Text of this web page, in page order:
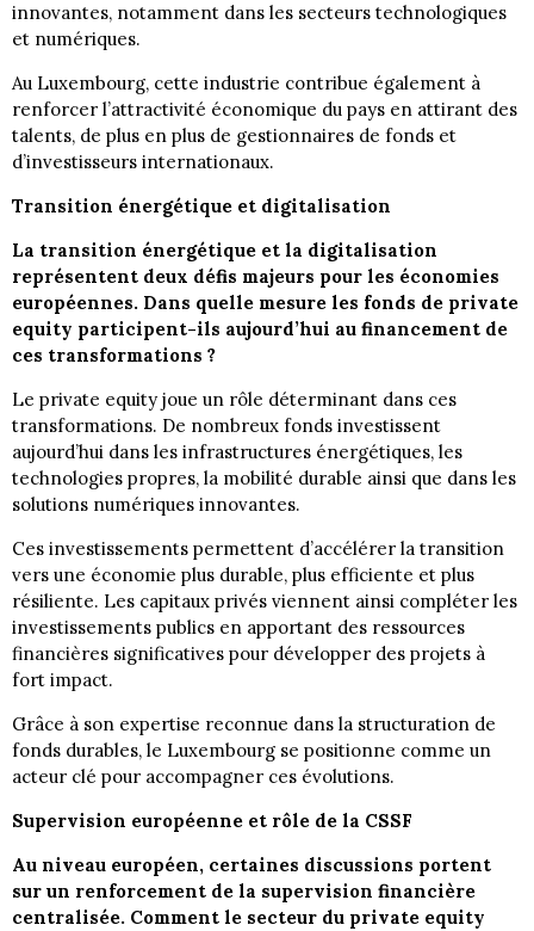
innovantes, notamment dans les secteurs technologiques
et numériques.
Au Luxembourg, cette industrie contribue également à
renforcer l’attractivité économique du pays en attirant des
talents, de plus en plus de gestionnaires de fonds et
d’investisseurs internationaux.
Transition énergétique et digitalisation
La transition énergétique et la digitalisation
représentent deux défis majeurs pour les économies
européennes. Dans quelle mesure les fonds de private
equity participent-ils aujourd’hui au financement de
ces transformations ?
Le private equity joue un rôle déterminant dans ces
transformations. De nombreux fonds investissent
aujourd’hui dans les infrastructures énergétiques, les
technologies propres, la mobilité durable ainsi que dans les
solutions numériques innovantes.
Ces investissements permettent d’accélérer la transition
vers une économie plus durable, plus efficiente et plus
résiliente. Les capitaux privés viennent ainsi compléter les
investissements publics en apportant des ressources
financières significatives pour développer des projets à
fort impact.
Grâce à son expertise reconnue dans la structuration de
fonds durables, le Luxembourg se positionne comme un
acteur clé pour accompagner ces évolutions.
Supervision européenne et rôle de la CSSF
Au niveau européen, certaines discussions portent
sur un renforcement de la supervision financière
centralisée. Comment le secteur du private equity